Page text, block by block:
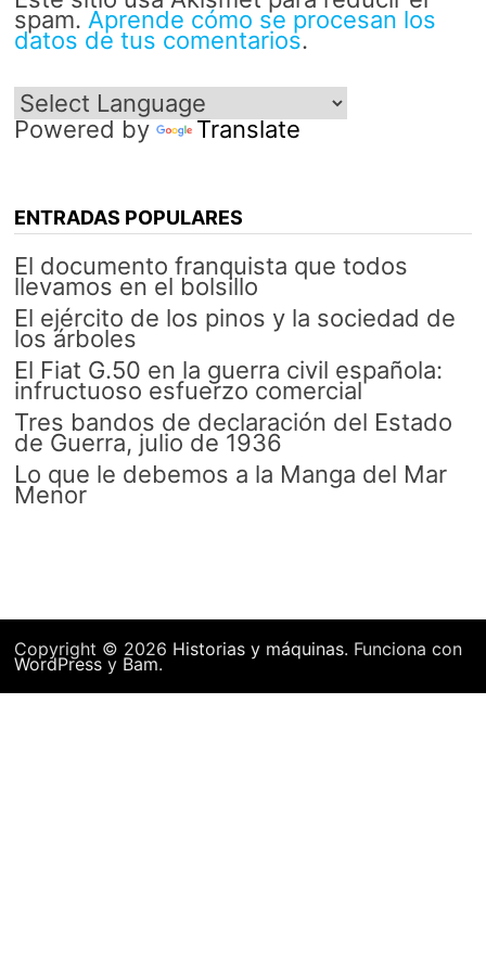
spam. Aprende cómo se procesan los
datos de tus comentarios.
Powered by Translate
ENTRADAS POPULARES
El documento franquista que todos
llevamos en el bolsillo
El ejército de los pinos y la sociedad de
los árboles
El Fiat G.50 en la guerra civil española:
infructuoso esfuerzo comercial
Tres bandos de declaración del Estado
de Guerra, julio de 1936
Lo que le debemos a la Manga del Mar
Menor
Copyright © 2026 Historias y máquinas. Funciona con
WordPressy Bam.